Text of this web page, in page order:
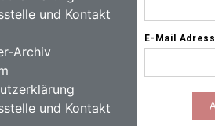
und Kontakt
Archiv
und Kontakt